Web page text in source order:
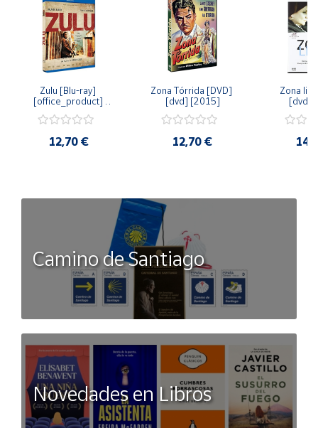
Zulu [Blu-ray]
[office_product]
12,70 €
Zona Tórrida [DVD]
[dvd] [2015]
12,70 €
Zona
[dvd]
Camino de Santiago
Novedades en Libros